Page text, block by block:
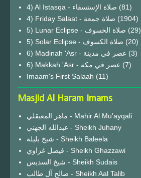
4) Al Istasqa - صلاة الإستسقاء (81)
4) Friday Salaat - صلاة جمعة (1904)
5) Lunar Eclipse - صلاة الخسوف (29)
(20)
6) Madinah 'Asr - عصر في مدينة (3)
6) Makkah 'Asr - عصر في مكة (7)
Imaam's First Salaah (11)
Masjid Al Haram Imams
ماهر المعيقلي - Mahir Al Mu'ayqali
عبدالله الجهني - Sheikh Juhany
شيخ بليلة - Sheikh Baleela
فيصل غزاوي - Sheikh Ghazzawi
شيخ السديس - Sheikh Sudais
صالح آل طالب - Sheikh Aal Talib